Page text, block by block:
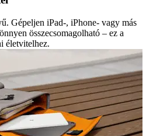
Gépeljen iPad-, iPhone- vagy más
összecsomagolható – ez a
életvitelhez.